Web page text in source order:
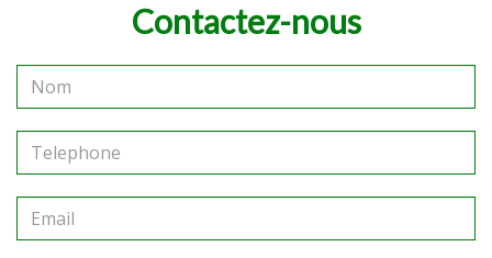
Contactez-nous